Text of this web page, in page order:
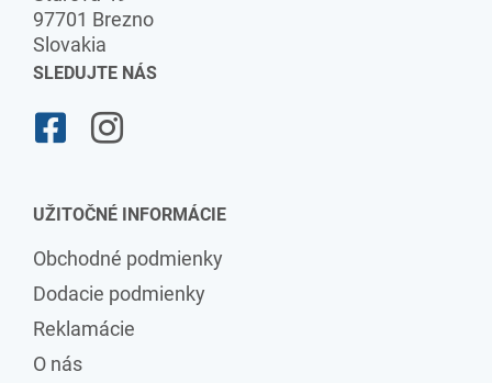
97701 Brezno
Slovakia
SLEDUJTE NÁS
UŽITOČNÉ INFORMÁCIE
Obchodné podmienky
Dodacie podmienky
Reklamácie
O nás